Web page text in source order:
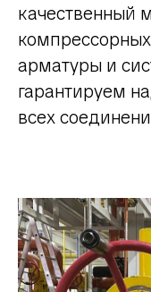
качественный
арматуры и
гарантируем
всех